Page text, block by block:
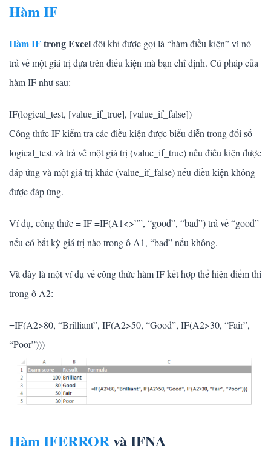
Hàm IF
Hàm IFtrong Excelđôi khi được gọi là “hàm điều kiện” vì nó
trả về một giá trị dựa trên điều kiện mà bạn chỉ định. Cú pháp của
hàm IF như sau:
IF(logical_test, [value_if_true], [value_if_false])
Công thức IF kiểm tra các điều kiện được biểu diễn trong đối số
logical_test và trả về một giá trị (value_if_true) nếu điều kiện được
đáp ứng và một giá trị khác (value_if_false) nếu điều kiện không
được đáp ứng.
Ví dụ, công thức = IF =IF(A1<>””, “good”, “bad”) trả về “good”
nếu có bất kỳ giá trị nào trong ô A1, “bad” nếu không.
Và đây là một ví dụ về công thức hàm IF kết hợp thể hiện điểm thi
trong ô A2:
=IF(A2>80, “Brilliant”, IF(A2>50, “Good”, IF(A2>30, “Fair”,
“Poor”)))
Hàm IFERRORvà IFNA